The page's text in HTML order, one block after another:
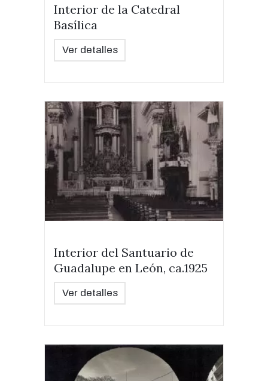
Interior de la Catedral
Basílica
Ver detalles
Interior del Santuario de
Guadalupe en León, ca.1925
Ver detalles